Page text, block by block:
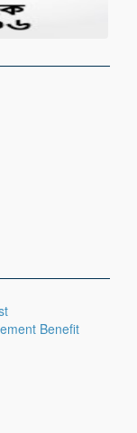
Benefit